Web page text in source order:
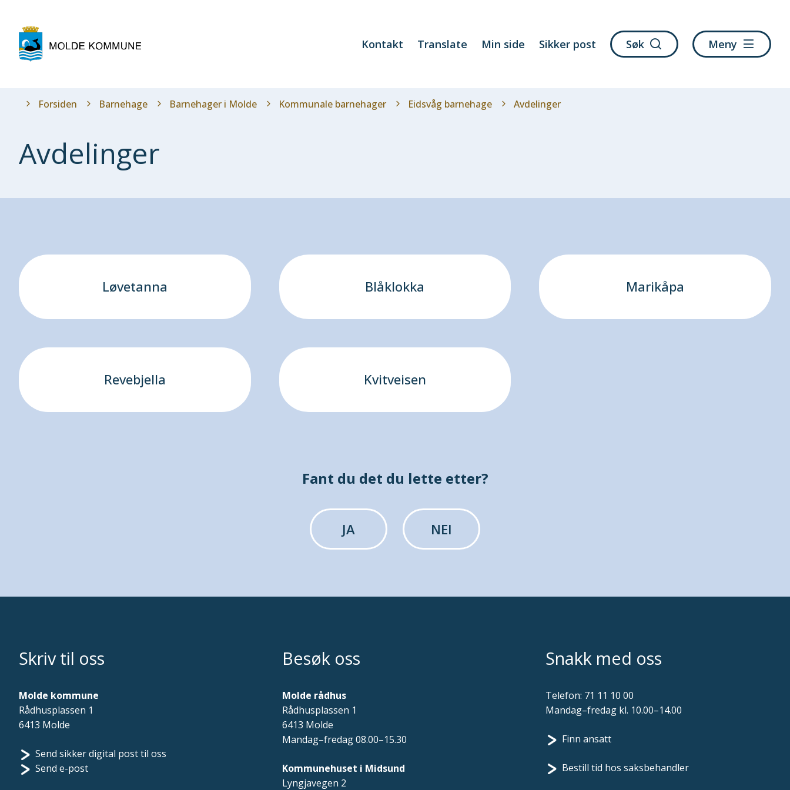
kommune
Kontakt Translate Min side Sikker post Søk Meny
Du
Forsiden Barnehage Barnehager i Molde Kommunale barnehager Eidsvåg barnehage Avdelinger
Avdelinger
Løvetanna Blåklokka Marikåpa
Revebjella Kvitveisen
Fant du det du lette etter?
JA NEI
Skriv til oss
Molde kommune
Rådhusplassen 1
6413 Molde
Send sikker digital post til oss
Send e-post
Besøk oss
Molde rådhus
Rådhusplassen 1
6413 Molde
Mandag–fredag 08.00–15.30
Kommunehuset i Midsund
Lyngjavegen 2
Snakk med oss
Telefon: 71 11 10 00
Mandag–fredag kl. 10.00–14.00
Finn ansatt
Bestill tid hos saksbehandler